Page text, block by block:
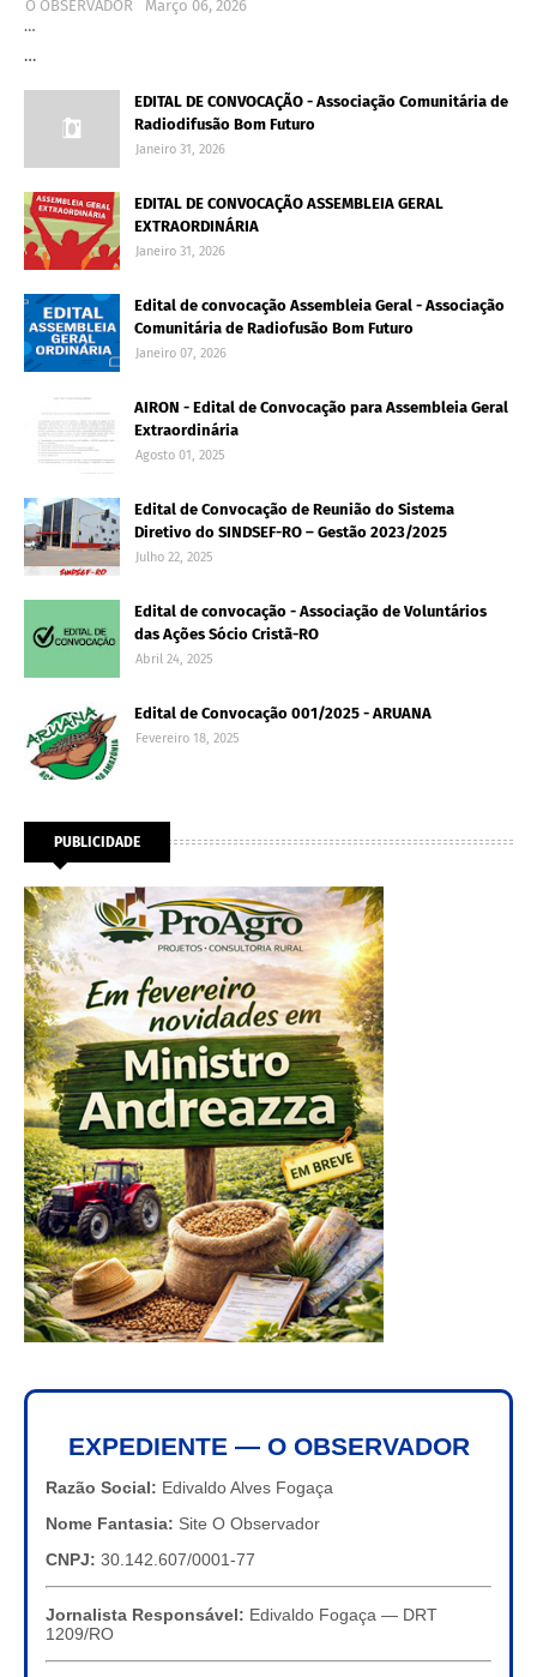
O OBSERVADOR
Março 06, 2026
…
…
EDITAL DE CONVOCAÇÃO - Associação Comunitária de
Radiodifusão Bom Futuro
Janeiro 31, 2026
EDITAL DE CONVOCAÇÃO ASSEMBLEIA GERAL
EXTRAORDINÁRIA
Janeiro 31, 2026
Edital de convocação Assembleia Geral - Associação
Comunitária de Radiofusão Bom Futuro
Janeiro 07, 2026
AIRON - Edital de Convocação para Assembleia Geral
Extraordinária
Agosto 01, 2025
Edital de Convocação de Reunião do Sistema
Diretivo do SINDSEF-RO – Gestão 2023/2025
Julho 22, 2025
Edital de convocação - Associação de Voluntários
das Ações Sócio Cristã-RO
Abril 24, 2025
Edital de Convocação 001/2025 - ARUANA
Fevereiro 18, 2025
PUBLICIDADE
EXPEDIENTE — O OBSERVADOR
Razão Social: Edivaldo Alves Fogaça
Nome Fantasia: Site O Observador
CNPJ: 30.142.607/0001-77
Jornalista Responsável: Edivaldo Fogaça — DRT
1209/RO